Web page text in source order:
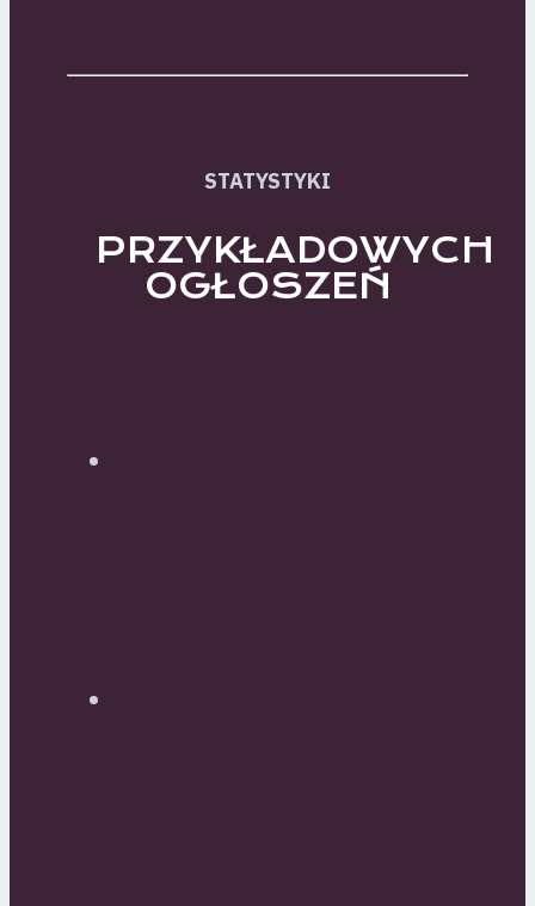
STATYSTYKI
PRZYKŁADOWYCH
OGŁOSZEŃ